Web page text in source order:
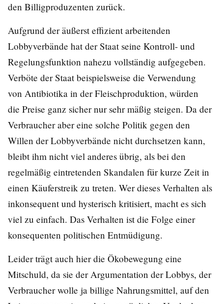
den Billigproduzenten zurück.
Aufgrund der äußerst effizient arbeitenden
Lobbyverbände hat der Staat seine Kontroll- und
Regelungsfunktion nahezu vollständig aufgegeben.
Verböte der Staat beispielsweise die Verwendung
von Antibiotika in der Fleischproduktion, würden
die Preise ganz sicher nur sehr mäßig steigen. Da der
Verbraucher aber eine solche Politik gegen den
Willen der Lobbyverbände nicht durchsetzen kann,
bleibt ihm nicht viel anderes übrig, als bei den
regelmäßig eintretenden Skandalen für kurze Zeit in
einen Käuferstreik zu treten. Wer dieses Verhalten als
inkonsequent und hysterisch kritisiert, macht es sich
viel zu einfach. Das Verhalten ist die Folge einer
konsequenten politischen Entmüdigung.
Leider trägt auch hier die Ökobewegung eine
Mitschuld, da sie der Argumentation der Lobbys, der
Verbraucher wolle ja billige Nahrungsmittel, auf den